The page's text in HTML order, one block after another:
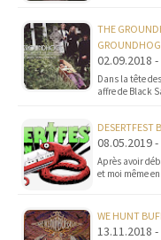
THE
02.09.2018
Dans la tête
affre de Black
DESERTFEST
08.05.2019
Après avoir
et moi même
WE HUNT
13.11.2018